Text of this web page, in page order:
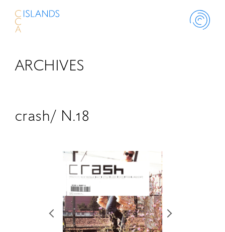
ABOUT
SCHOLARSHIP
ARCHIVES
crash/ N.18